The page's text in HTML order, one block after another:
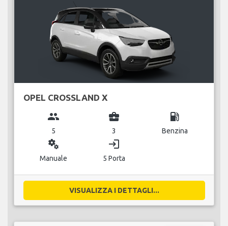
OPEL CROSSLAND X
group
5
business_center
3
local_gas_station
Benzina
miscellaneous_services
Manuale
login
5 Porta
VISUALIZZA I DETTAGLI...